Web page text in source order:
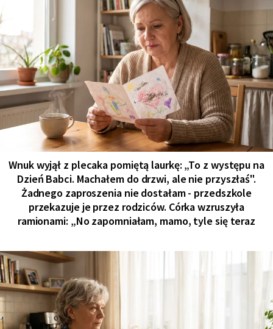
Wnuk wyjął z plecaka pomiętą laurkę: „To z występu na
Dzień Babci. Machałem do drzwi, ale nie przyszłaś".
Żadnego zaproszenia nie dostałam - przedszkole
przekazuje je przez rodziców. Córka wzruszyła
ramionami: „No zapomniałam, mamo, tyle się teraz